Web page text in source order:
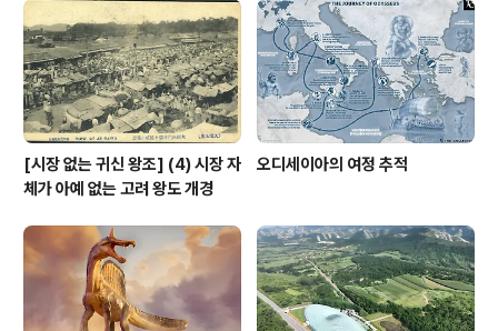
[시장 없는 귀신 왕조] (4) 시장 자
체가 아예 없는 고려 왕도 개경
오디세이아의 여정 추적